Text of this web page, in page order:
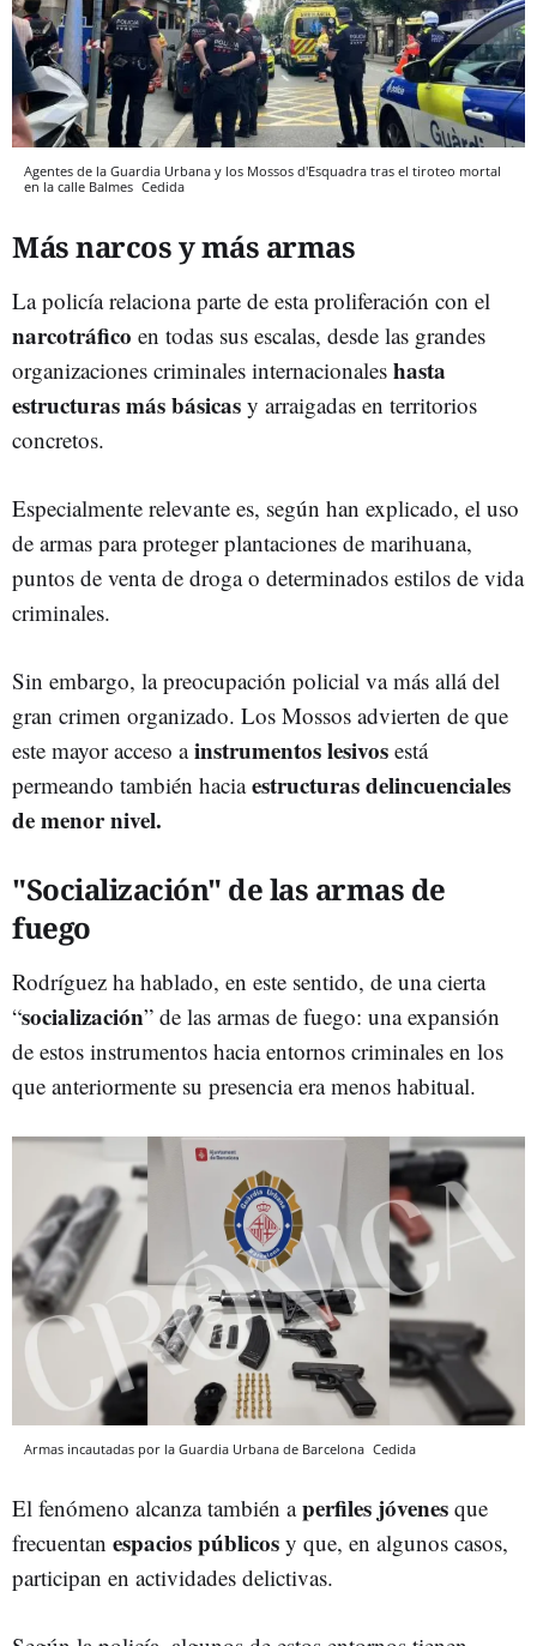
Agentes de la Guardia Urbana y los Mossos d'Esquadra tras el tiroteo mortal
en la calle Balmes Cedida
Más narcos y más armas
La policía relaciona parte de esta proliferación con el
narcotráfico en todas sus escalas, desde las grandes
organizaciones criminales internacionales hasta
estructuras más básicas y arraigadas en territorios
concretos.
Especialmente relevante es, según han explicado, el uso
de armas para proteger plantaciones de marihuana,
puntos de venta de droga o determinados estilos de vida
criminales.
Sin embargo, la preocupación policial va más allá del
gran crimen organizado. Los Mossos advierten de que
este mayor acceso ainstrumentos lesivos está
permeando también haciaestructuras delincuenciales
de menor nivel.
"Socialización" de las armas de
fuego
Rodríguez ha hablado, en este sentido, de una cierta
“socialización” de las armas de fuego: una expansión
de estos instrumentos hacia entornos criminales en los
que anteriormente su presencia era menos habitual.
Armas incautadas por la Guardia Urbana de Barcelona Cedida
El fenómeno alcanza también aperfiles jóvenes que
frecuentan espacios públicos y que, en algunos casos,
participan en actividades delictivas.